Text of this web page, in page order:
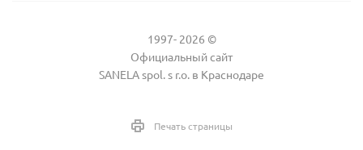
1997- 2026 ©
Официальный сайт
SANELA spol. s r.o. в Краснодаре
Печать страницы